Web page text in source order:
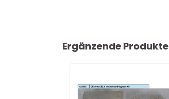
Ergänzende Produkte